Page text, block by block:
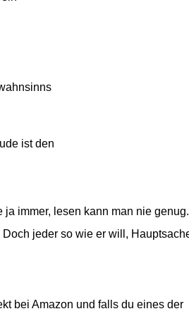
ist den
immer, lesen kann man nie genug.
jeder so wie er will,
bei Amazon und falls du eines der